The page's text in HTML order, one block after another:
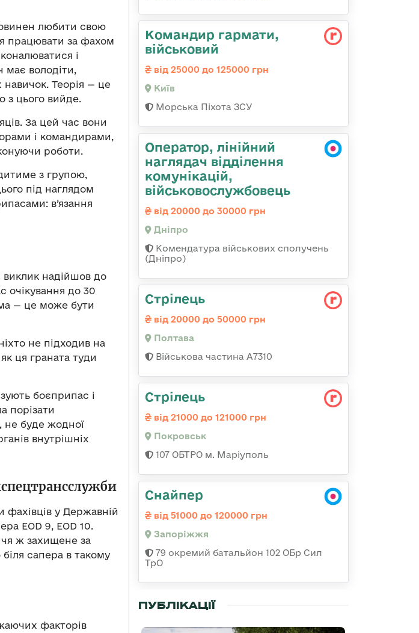
любити свою
працювати за фахом
і
має володіти,
Теорія — це
з цього вийде.
За цей час вони
і командирами,
роботи.
з групою,
під наглядом
в’язання
виклик надійшов до
очікування до 30
— це може бути
не підходив на
ця граната туди
боєприпас і
порізати
не буде жодної
внутрішніх
фахівців у Державній
EOD 9, EOD 10.
ж захищене за
сапера в такому
факторів
Командиp гаpмати,
військовий
від 25000 до 125000 грн
Київ
Морська Піхота ЗСУ
Оператор, лінійний
наглядач відділення
комунікацій,
військовослужбовець
від 20000 до 30000 грн
Дніпро
Комендатура військових сполучень
(Дніпро)
Стрілець
від 20000 до 50000 грн
Полтава
Військова частина А7310
Стрілець
від 21000 до 121000 грн
Покровськ
107 ОБТРО м. Маріуполь
Снайпер
від 51000 до 120000 грн
Запоріжжя
79 окремий батальйон 102 ОБр Сил
ТрО
ПУБЛІКАЦІЇ